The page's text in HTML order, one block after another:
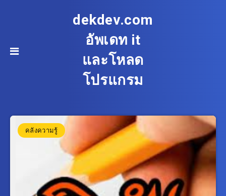
dekdev.com
อัพเดท it
และโหลด
โปรแกรม
คลังความรู้